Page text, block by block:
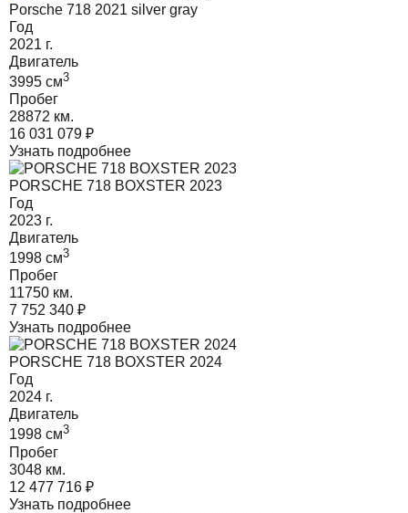
Porsche 718 2021 silver gray
Год
2021 г.
Двигатель
3995 cм3
Пробег
28872 км.
16 031 079 ₽
Узнать подробнее
PORSCHE 718 BOXSTER 2023
Год
2023 г.
Двигатель
1998 cм3
Пробег
11750 км.
7 752 340 ₽
Узнать подробнее
PORSCHE 718 BOXSTER 2024
Год
2024 г.
Двигатель
1998 cм3
Пробег
3048 км.
12 477 716 ₽
Узнать подробнее